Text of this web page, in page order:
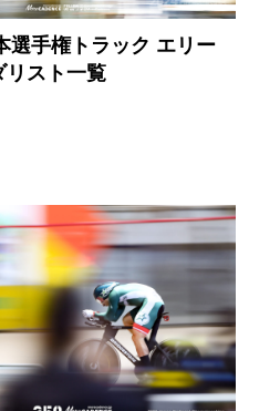
選手権トラック エリー
リスト一覧